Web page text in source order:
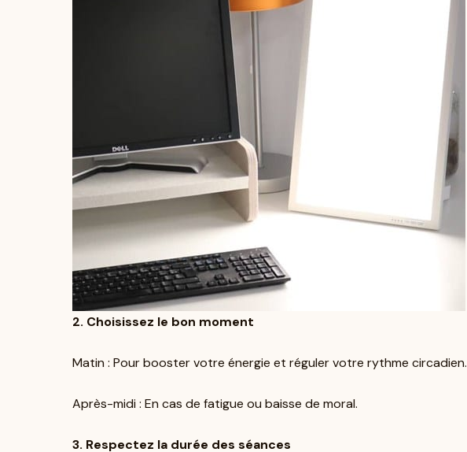
2. Choisissez le bon moment
Matin : Pour booster votre énergie et réguler votre rythme circadien.
Après-midi : En cas de fatigue ou baisse de moral.
3. Respectez la durée des séances